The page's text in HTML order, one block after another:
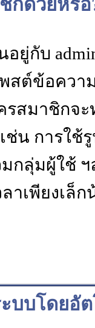
กด้วยหรือ
อยู่กับ
สต์ข้อควา
รสมาชิก
น การใช้
กลุ่มผู้ใช้ ฯ
าเพียงเ
บบโดยอั